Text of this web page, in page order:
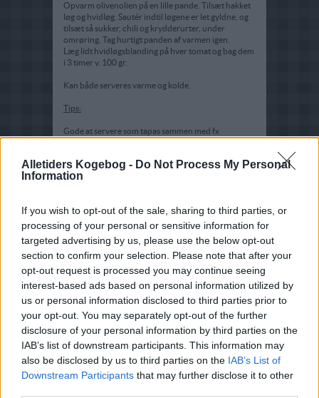
Alletiders Kogebog - Do Not Process My Personal
Information
If you wish to opt-out of the sale, sharing to third parties, or
processing of your personal or sensitive information for
targeted advertising by us, please use the below opt-out
section to confirm your selection. Please note that after your
opt-out request is processed you may continue seeing
interest-based ads based on personal information utilized by
us or personal information disclosed to third parties prior to
your opt-out. You may separately opt-out of the further
disclosure of your personal information by third parties on the
IAB’s list of downstream participants. This information may
also be disclosed by us to third parties on the IAB’s List of
Downstream Participants that may further disclose it to other
Opvarm olivenolien på en lille pande. Tilsæt hakket
løg og hvidløg. Sautér indtil løgene er let gyldne, og
tilsæt så sukker, chili og krydderurter, under
omrøring. Tag hurtigt panden af varmen igen.
Læg lidt hvidløgsblanding på hver tomat og bag dem
i 3 timer v. 100 gr.
Kan både serveres varme og kolde.
Tips:
Gode at servere som tapas sammen med fx